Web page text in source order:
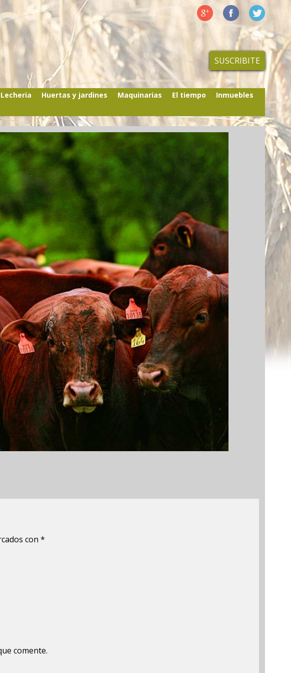
SUSCRIBITE
Lecheria Huertas y jardines Maquinarias El tiempo
Inmuebles
con *
comente.